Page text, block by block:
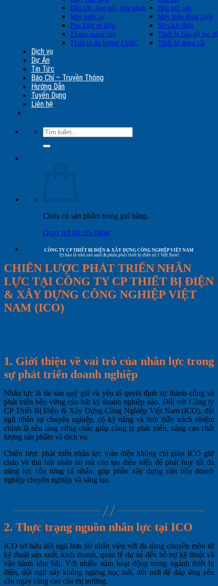
Đầu cốt, ống nối, ống nhựa
Hộp nối cáp
Máy biến áp
Máy biến dòng điện
Phụ kiện tủ điện
Sứ cách điện
Thang máng cáp
Thiết bị bảo hộ lao
Thiết bị đo lường EMIC
Thiết bị đóng cắt
Dịch vụ
Dự Án
Tin Tức
Báo Chí – Truyền Thông
Hướng Dẫn
Tuyển Dụng
Liên hệ
Tìm
kiếm:
Chưa có sản phẩm trong giỏ hàng.
Quay trở lại cửa hàng
CÔNG TY CP THIẾT BỊ ĐIỆN & XÂY DỰNG CÔNG NGHIỆP VIỆT NAM
Tự hào là nhà sản xuất & phân phối thiết bị điện số 1 Việt Nam!
CHIẾN LƯỢC PHÁT TRIỂN NHÂN
LỰC TẠI CÔNG TY CP THIẾT BỊ ĐIỆN
& XÂY DỰNG CÔNG NGHIỆP VIỆT
NAM (ICO)
1. Giới thiệu về vai trò của nhân lực trong
sự phát triển doanh nghiệp
Nhân lực là tài sản quý giá và yếu tố quyết định sự thành công và
phát triển bền vững của bất kỳ doanh nghiệp nào. Đối với Công ty
CP Thiết Bị Điện & Xây Dựng Công Nghiệp Việt Nam (ICO), đội
ngũ nhân sự chuyên nghiệp, có kỹ năng và tinh thần trách nhiệm
chính là nền tảng vững chắc giúp công ty phát triển, nâng cao chất
lượng sản phẩm và dịch vụ.
Chiến lược phát triển nhân lực toàn diện không chỉ giúp ICO giữ
chân và thu hút nhân tài mà còn tạo điều kiện để phát huy tối đa
năng lực của từng cá nhân, góp phần xây dựng văn hóa doanh
nghiệp chuyên nghiệp và sáng tạo.
2. Thực trạng nguồn nhân lực tại ICO
ICO sở hữu đội ngũ hơn 60 nhân viên với đa dạng chuyên môn từ
kỹ thuật sản xuất, kinh doanh, quản lý dự án đến hỗ trợ kỹ thuật và
vận hành kho bãi. Với nhiều năm hoạt động trong ngành thiết bị
điện, đội ngũ này không ngừng học hỏi, đổi mới để đáp ứng yêu
cầu ngày càng cao của thị trường.